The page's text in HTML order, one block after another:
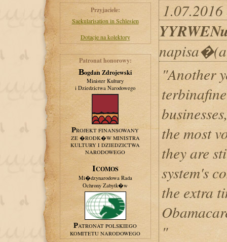
Przyjaciele:
Saekularisation in Schlesien
Dotacje na kolektory
Patronat honorowy:
Bogdan Zdrojewski
Minister Kultury
i Dziedzictwa Narodowego
PROJEKT FINANSOWANY
ZE �RODK�W MINISTRA
KULTURY I DZIEDZICTWA
NARODOWEGO
ICOMOS
Mi�dzynarodowa Rada
Ochrony Zabytk�w
PATRONAT POLSKIEGO
KOMITETU NARODOWEGO
"Another
the most
they are
system's
the extra
"